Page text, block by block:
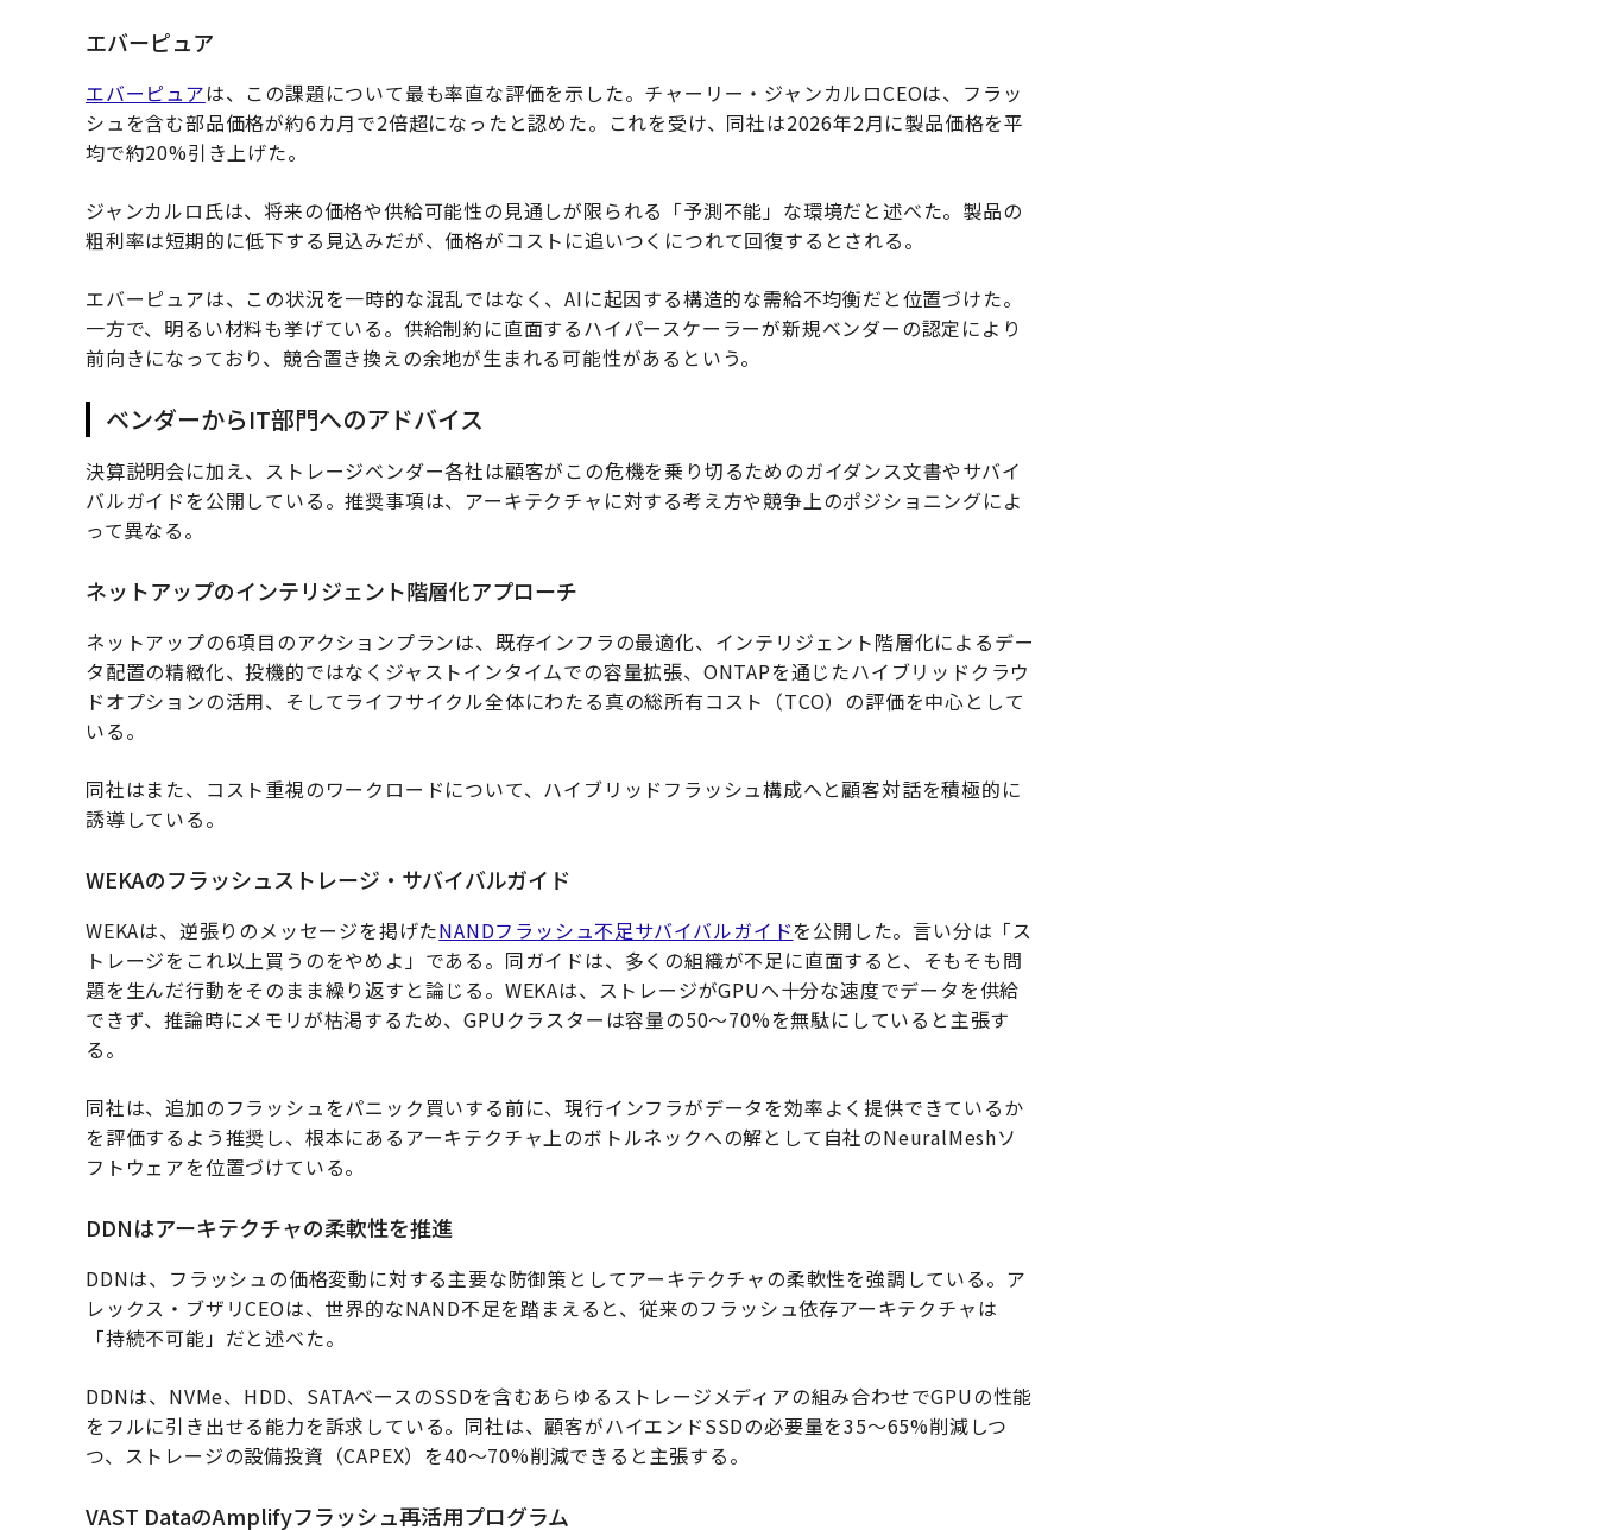
エバーピュア
エバーピュアは、この課題について最も率直な評価を示した。チャーリー・ジャンカルロCEOは、フラッ
シュを含む部品価格が約6カ月で2倍超になったと認めた。これを受け、同社は2026年2月に製品価格を平
均で約20%引き上げた。
ジャンカルロ氏は、将来の価格や供給可能性の見通しが限られる「予測不能」な環境だと述べた。製品の
粗利率は短期的に低下する見込みだが、価格がコストに追いつくにつれて回復するとされる。
エバーピュアは、この状況を一時的な混乱ではなく、AIに起因する構造的な需給不均衡だと位置づけた。
一方で、明るい材料も挙げている。供給制約に直面するハイパースケーラーが新規ベンダーの認定により
前向きになっており、競合置き換えの余地が生まれる可能性があるという。
ベンダーからIT部門へのアドバイス
決算説明会に加え、ストレージベンダー各社は顧客がこの危機を乗り切るためのガイダンス文書やサバイ
バルガイドを公開している。推奨事項は、アーキテクチャに対する考え方や競争上のポジショニングによ
って異なる。
ネットアップのインテリジェント階層化アプローチ
ネットアップの6項目のアクションプランは、既存インフラの最適化、インテリジェント階層化によるデー
タ配置の精緻化、投機的ではなくジャストインタイムでの容量拡張、ONTAPを通じたハイブリッドクラウ
ドオプションの活用、そしてライフサイクル全体にわたる真の総所有コスト（TCO）の評価を中心として
いる。
同社はまた、コスト重視のワークロードについて、ハイブリッドフラッシュ構成へと顧客対話を積極的に
誘導している。
WEKAのフラッシュストレージ・サバイバルガイド
WEKAは、逆張りのメッセージを掲げたNANDフラッシュ不足サバイバルガイドを公開した。言い分は「ス
トレージをこれ以上買うのをやめよ」である。同ガイドは、多くの組織が不足に直面すると、そもそも問
題を生んだ行動をそのまま繰り返すと論じる。WEKAは、ストレージがGPUへ十分な速度でデータを供給
できず、推論時にメモリが枯渇するため、GPUクラスターは容量の50〜70%を無駄にしていると主張す
る。
同社は、追加のフラッシュをパニック買いする前に、現行インフラがデータを効率よく提供できているか
を評価するよう推奨し、根本にあるアーキテクチャ上のボトルネックへの解として自社のNeuralMeshソ
フトウェアを位置づけている。
DDNはアーキテクチャの柔軟性を推進
DDNは、フラッシュの価格変動に対する主要な防御策としてアーキテクチャの柔軟性を強調している。ア
レックス・ブザリCEOは、世界的なNAND不足を踏まえると、従来のフラッシュ依存アーキテクチャは
「持続不可能」だと述べた。
DDNは、NVMe、HDD、SATAベースのSSDを含むあらゆるストレージメディアの組み合わせでGPUの性能
をフルに引き出せる能力を訴求している。同社は、顧客がハイエンドSSDの必要量を35〜65%削減しつ
つ、ストレージの設備投資（CAPEX）を40〜70%削減できると主張する。
VAST DataのAmplifyフラッシュ再活用プログラム